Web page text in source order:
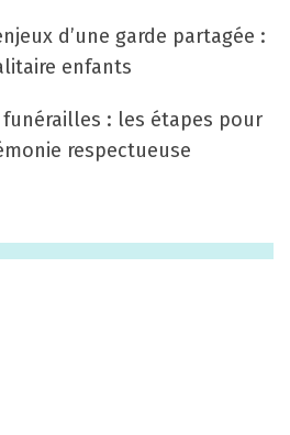
d’une garde partagée :
enfants
: les étapes pour
respectueuse